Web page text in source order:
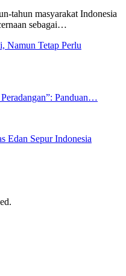
tahun masyarakat Indonesia
sebagai…
Namun Tetap Perlu
Panduan…
Edan Sepur Indonesia